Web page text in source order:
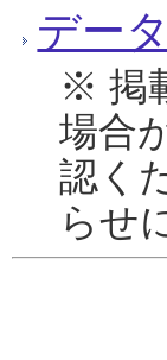
デー
※ 掲
場合
認く
らせ